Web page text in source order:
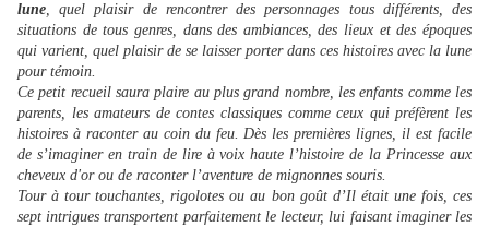
lune, quel plaisir de rencontrer des personnages tous différents, des
situations de tous genres, dans des ambiances, des lieux et des époques
qui varient, quel plaisir de se laisser porter dans ces histoires avec la lune
pour témoin.
Ce petit recueil saura plaire au plus grand nombre, les enfants comme les
parents, les amateurs de contes classiques comme ceux qui préfèrent les
histoires à raconter au coin du feu. Dès les premières lignes, il est facile
de s’imaginer en train de lire à voix haute l’histoire de la Princesse aux
cheveux d'or ou de raconter l’aventure de mignonnes souris.
Tour à tour touchantes, rigolotes ou au bon goût d’Il était une fois, ces
sept intrigues transportent parfaitement le lecteur, lui faisant imaginer les